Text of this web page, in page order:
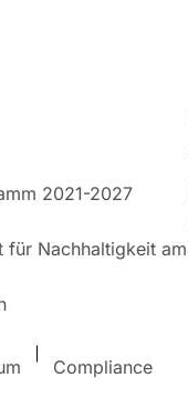
2021-2027
für Nachhaltigkeit am
Compliance